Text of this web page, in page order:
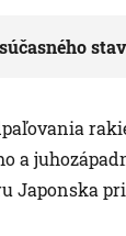
a
Japonska